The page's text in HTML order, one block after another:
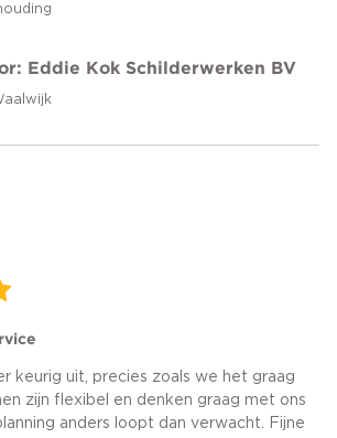
Eddie Kok Schilderwerken BV
keurig uit, precies zoals we het graag
zijn flexibel en denken graag met ons
anders loopt dan verwacht. Fijne